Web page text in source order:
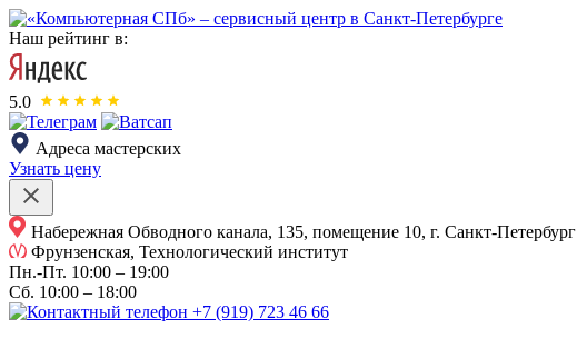
Наш рейтинг в:
5.0
Адреса мастерских
Узнать цену
Набережная Обводного канала, 135, помещение 10, г. Санкт-Петербург
Фрунзенская, Технологический институт
Пн.-Пт. 10:00 – 19:00
Сб. 10:00 – 18:00
+7 (919) 723 46 66